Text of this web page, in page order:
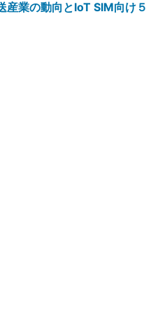
産業の動向とIoT SIM向け５